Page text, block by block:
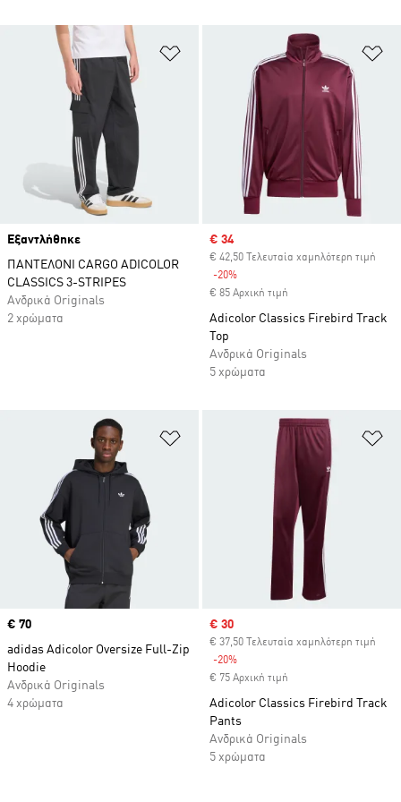
Προσθήκη στη Λίστα Επιθυμιών
Εξαντλήθηκε
ΠΑΝΤΕΛΟΝΙ CARGO ADICOLOR
CLASSICS 3-STRIPES
Ανδρικά Originals
2 χρώματα
Sale price
€ 34
€ 42,50 Τελευταία χαμηλότερη τιμή
-20%
€ 85 Αρχική τιμή
Adicolor Classics Firebird Track
Top
Ανδρικά Originals
5 χρώματα
Προσθήκη στη Λίστα Επιθυμιών
Price
€ 70
adidas Adicolor Oversize Full-Zip
Hoodie
Ανδρικά Originals
4 χρώματα
Sale price
€ 30
€ 37,50 Τελευταία χαμηλότερη τιμή
-20%
€ 75 Αρχική τιμή
Adicolor Classics Firebird Track
Pants
Ανδρικά Originals
5 χρώματα